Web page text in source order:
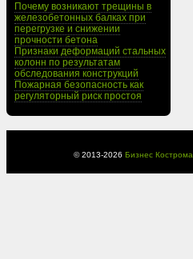
Почему возникают трещины в
железобетонных балках при
перегрузке и снижении
прочности бетона
Признаки деформаций стальных
колонн по результатам
обследования конструкций
Пожарная безопасность как
регуляторный риск простоя
© 2013-2026 Бизнес Кострома